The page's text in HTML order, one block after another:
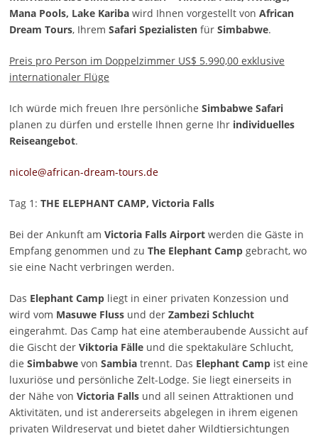
Mana Pools, Lake Karibawird Ihnen vorgestellt von African
Dream Tours, Ihrem Safari Spezialistenfür Simbabwe.
Preis pro Person im Doppelzimmer US$ 5.990,00 exklusive
internationaler Flüge
Ich würde mich freuen Ihre persönliche Simbabwe Safari
planen zu dürfen und erstelle Ihnen gerne Ihr individuelles
Reiseangebot.
nicole@african-dream-tours.de
Tag 1: THE ELEPHANT CAMP, Victoria Falls
Bei der Ankunft am Victoria Falls Airportwerden die Gäste in
Empfang genommen und zu The Elephant Campgebracht, wo
sie eine Nacht verbringen werden.
Das Elephant Campliegt in einer privaten Konzession und
wird vom Masuwe Flussund der Zambezi Schlucht
eingerahmt. Das Camp hat eine atemberaubende Aussicht auf
die Gischt derViktoria Fälleund die spektakuläre Schlucht,
die Simbabwevon Sambiatrennt. Das Elephant Campist eine
luxuriöse und persönliche Zelt-Lodge. Sie liegt einerseits in
der Nähe von Victoria Fallsund all seinen Attraktionen und
Aktivitäten, und ist andererseits abgelegen in ihrem eigenen
privaten Wildreservat und bietet daher Wildtiersichtungen